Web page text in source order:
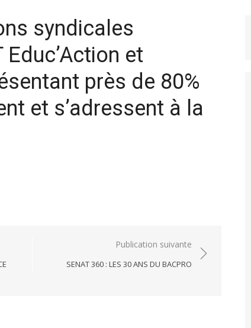
syndicales
Educ’Action et
près de 80%
et s’adressent à la
Publication suivante
SENAT 360 : LES 30 ANS DU BACPRO